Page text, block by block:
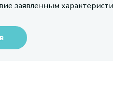
заявленным